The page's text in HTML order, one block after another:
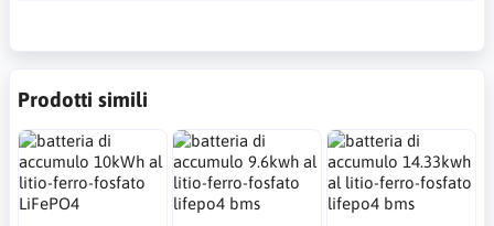
Prodotti simili